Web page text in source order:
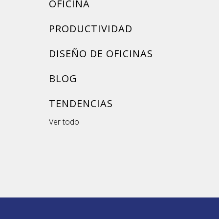
OFICINA
PRODUCTIVIDAD
DISEÑO DE OFICINAS
BLOG
TENDENCIAS
Ver todo